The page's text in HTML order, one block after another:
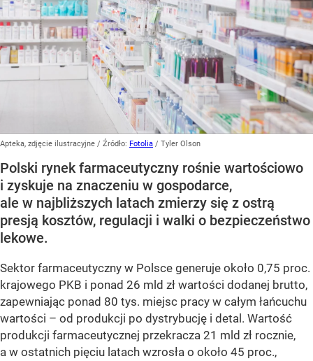
Apteka, zdjęcie ilustracyjne / Źródło: Fotolia / Tyler Olson
Polski rynek farmaceutyczny rośnie wartościowo
i zyskuje na znaczeniu w gospodarce,
ale w najbliższych latach zmierzy się z ostrą
presją kosztów, regulacji i walki o bezpieczeństwo
lekowe.
Sektor farmaceutyczny w Polsce generuje około 0,75 proc.
krajowego PKB i ponad 26 mld zł wartości dodanej brutto,
zapewniając ponad 80 tys. miejsc pracy w całym łańcuchu
wartości – od produkcji po dystrybucję i detal. Wartość
produkcji farmaceutycznej przekracza 21 mld zł rocznie,
a w ostatnich pięciu latach wzrosła o około 45 proc.,